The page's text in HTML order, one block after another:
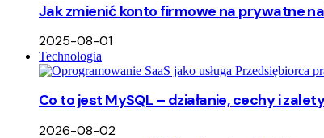
Jak zmienić konto firmowe na prywatne
2025-08-01
Technologia
Co to jest MySQL – działanie, cechy i
2026-08-02